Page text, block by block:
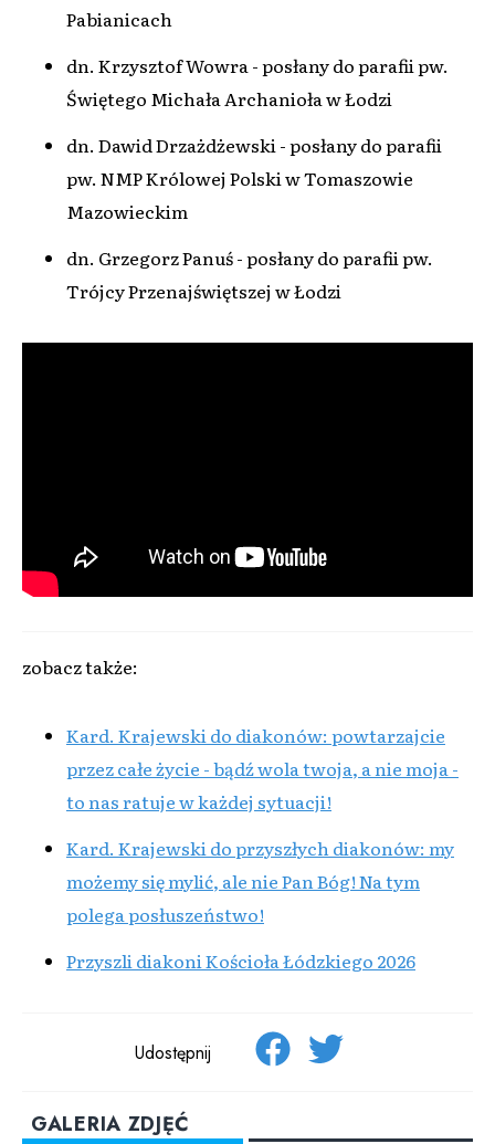
Pabianicach
dn. Krzysztof Wowra - posłany do parafii pw.
Świętego Michała Archanioła w Łodzi
dn. Dawid Drzażdżewski - posłany do parafii
pw. NMP Królowej Polski w Tomaszowie
Mazowieckim
dn. Grzegorz Panuś - posłany do parafii pw.
Trójcy Przenajświętszej w Łodzi
zobacz także:
Kard. Krajewski do diakonów: powtarzajcie
przez całe życie - bądź wola twoja, a nie moja -
to nas ratuje w każdej sytuacji!
Kard. Krajewski do przyszłych diakonów: my
możemy się mylić, ale nie Pan Bóg! Na tym
polega posłuszeństwo!
Przyszli diakoni Kościoła Łódzkiego 2026
Udostępnij
GALERIA ZDJĘĆ